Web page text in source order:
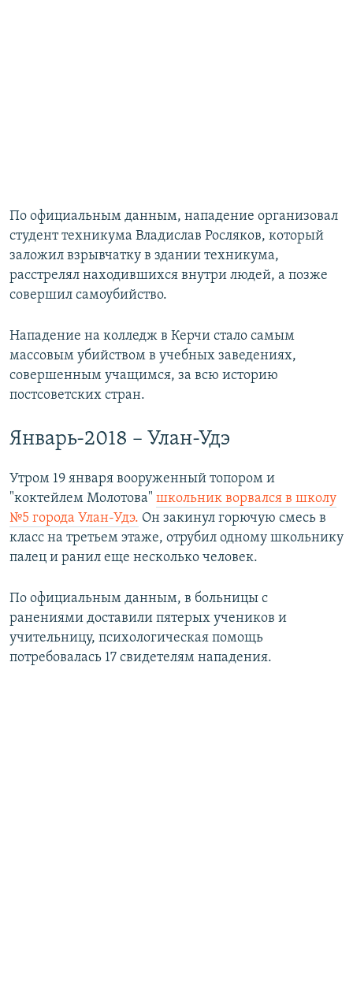
По официальным данным, нападение организовал
студент техникума Владислав Росляков, который
заложил взрывчатку в здании техникума,
расстрелял находившихся внутри людей, а позже
совершил самоубийство.
Нападение на колледж в Керчи стало самым
массовым убийством в учебных заведениях,
совершенным учащимся, за всю историю
постсоветских стран.
Январь-2018 – Улан-Удэ
Утром 19 января вооруженный топором и
"коктейлем Молотова" школьник ворвался в школу
№5 города Улан-Удэ. Он закинул горючую смесь в
класс на третьем этаже, отрубил одному школьнику
палец и ранил еще несколько человек.
По официальным данным, в больницы с
ранениями доставили пятерых учеников и
учительницу, психологическая помощь
потребовалась 17 свидетелям нападения.